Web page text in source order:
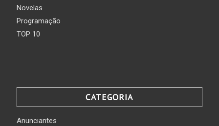
Novelas
Programação
TOP 10
CATEGORIA
Anunciantes